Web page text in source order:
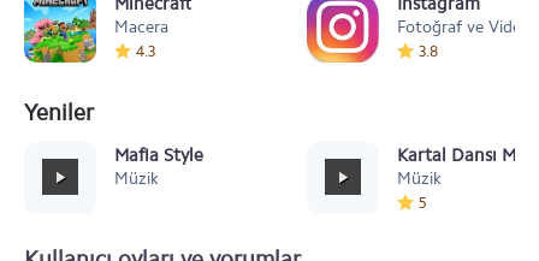
Macera
4.3
Fotoğraf ve Video
3.8
Yeniler
Mafia Style
Müzik
Kartal Dansı
Müzik
5